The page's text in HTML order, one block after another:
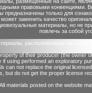
правовыми конвенциями.
только для
заменить качество
материалы, но не
повлечь за собой
расположенные на сайте
of their producer (the owner
if using performed an exploratory
can not replace the original
but do not get the proper license
All materials posted on the website